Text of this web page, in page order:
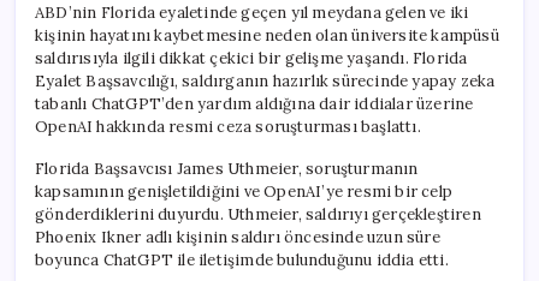
Katilin
Yönlendirilmesi
için
ABD’nin Florida eyaletinde geçen yıl meydana gelen ve iki
kişinin hayatını kaybetmesine neden olan üniversite kampüsü
saldırısıyla ilgili dikkat çekici bir gelişme yaşandı. Florida
Eyalet Başsavcılığı, saldırganın hazırlık sürecinde yapay zeka
tabanlı ChatGPT’den yardım aldığına dair iddialar üzerine
OpenAI hakkında resmi ceza soruşturması başlattı.
Florida Başsavcısı James Uthmeier, soruşturmanın
kapsamının genişletildiğini ve OpenAI’ye resmi bir celp
gönderdiklerini duyurdu. Uthmeier, saldırıyı gerçekleştiren
Phoenix Ikner adlı kişinin saldırı öncesinde uzun süre
boyunca ChatGPT ile iletişimde bulunduğunu iddia etti.